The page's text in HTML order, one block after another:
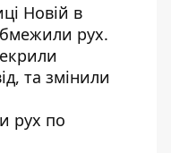
Новій в
рух.
, та змінили
рух по